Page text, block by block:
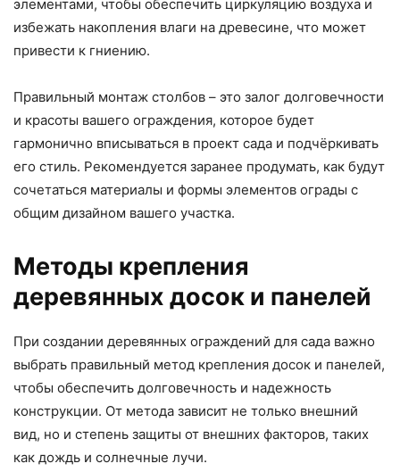
элементами, чтобы обеспечить циркуляцию воздуха и
избежать накопления влаги на древесине, что может
привести к гниению.
Правильный монтаж столбов – это залог долговечности
и красоты вашего ограждения, которое будет
гармонично вписываться в проект сада и подчёркивать
его стиль. Рекомендуется заранее продумать, как будут
сочетаться материалы и формы элементов ограды с
общим дизайном вашего участка.
Методы крепления
деревянных досок и панелей
При создании деревянных ограждений для сада важно
выбрать правильный метод крепления досок и панелей,
чтобы обеспечить долговечность и надежность
конструкции. От метода зависит не только внешний
вид, но и степень защиты от внешних факторов, таких
как дождь и солнечные лучи.